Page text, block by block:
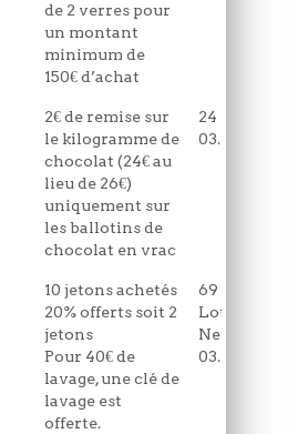
de 2 verres pour
un montant
minimum de
150€ d’achat
2€ de remise sur
le kilogramme de
chocolat (24€ au
lieu de 26€)
uniquement sur
les ballotins de
chocolat en vrac
24 rue de
03.21.09.41.17
10 jetons achetés
20% offerts soit 2
jetons
Pour 40€ de
lavage, une clé de
lavage est
offerte.
69 Avenue
Louise
NeufChatel -
03.21.87.51.63